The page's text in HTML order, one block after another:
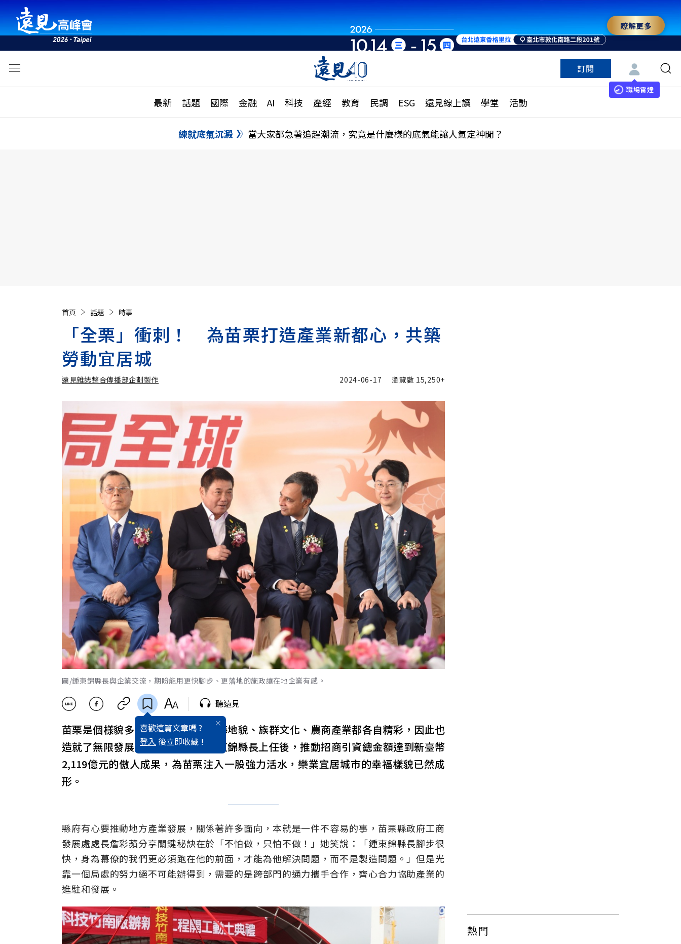
世界重組・洞見未來 與世界領袖同行
瞭解更多
訂閱
職場雷達
最新 話題 國際 金融 AI 科技 產經 教育 民調 ESG 遠見線上讀 學堂 活動
活動
話題
國際
特輯
大學升學、職涯攻略
縣市施政調查全解析
民調
更多訂閱方案
特色頻道
練就底氣沉澱 當大家都急著追趕潮流，究竟是什麼樣的底氣能讓人氣定神閒？
首頁 話題 時事
「全栗」衝刺！ 為苗栗打造產業新都心，共築
勞動宜居城
遠見雜誌整合傳播部企劃製作
加入追蹤
2024-06-17 瀏覽數 15,250+
圖/鍾東錦縣長與企業交流，期盼能用更快腳步、更落地的施政讓在地企業有感。
喜歡這篇文章嗎 ?
登入 後立即收藏 !
聽遠見
苗栗是個樣貌多元的縣市，包括山海地貌、族群文化、農商產業都各自精彩，因此也
造就了無限發展生機，特別是自鍾東錦縣長上任後，推動招商引資總金額達到新臺幣
2,119億元的傲人成果，為苗栗注入一股強力活水，樂業宜居城市的幸福樣貌已然成
形。
縣府有心要推動地方產業發展，關係著許多面向，本就是一件不容易的事，苗栗縣政府工商
發展處處長詹彩蘋分享關鍵秘訣在於「不怕做，只怕不做！」她笑說：「鍾東錦縣長腳步很
快，身為幕僚的我們更必須跑在他的前面，才能為他解決問題，而不是製造問題。」但是光
靠一個局處的努力絕不可能辦得到，需要的是跨部門的通力攜手合作，齊心合力協助產業的
進駐和發展。
熱門